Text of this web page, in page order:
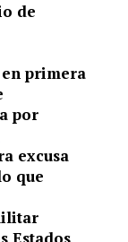
de
primera
por
excusa
que